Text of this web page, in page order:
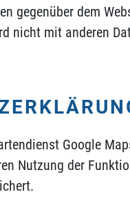
gegenüber dem
nicht mit anderen
Google
Nutzung der